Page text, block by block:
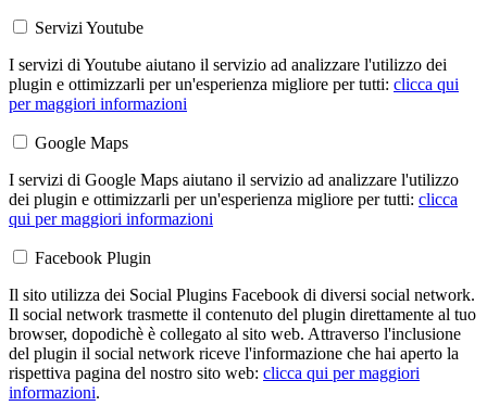
Servizi Youtube
I servizi di Youtube aiutano il servizio ad analizzare l'utilizzo dei
plugin e ottimizzarli per un'esperienza migliore per tutti: clicca qui
per maggiori informazioni
Google Maps
I servizi di Google Maps aiutano il servizio ad analizzare l'utilizzo
dei plugin e ottimizzarli per un'esperienza migliore per tutti: clicca
qui per maggiori informazioni
Facebook Plugin
Il sito utilizza dei Social Plugins Facebook di diversi social network.
Il social network trasmette il contenuto del plugin direttamente al tuo
browser, dopodichè è collegato al sito web. Attraverso l'inclusione
del plugin il social network riceve l'informazione che hai aperto la
rispettiva pagina del nostro sito web: clicca qui per maggiori
informazioni.